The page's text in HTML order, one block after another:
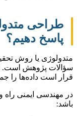
طراحی
پاسخ دهیم؟
متدولوژی یا روش
سؤالات پژوهش است.
قرار است داده‌ها را
در مهندسی ایمنی راه
باشد: